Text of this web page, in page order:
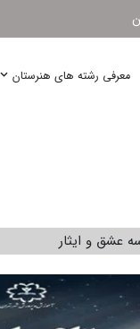
معرفی رشته های هنرستان
عشق و ایثار